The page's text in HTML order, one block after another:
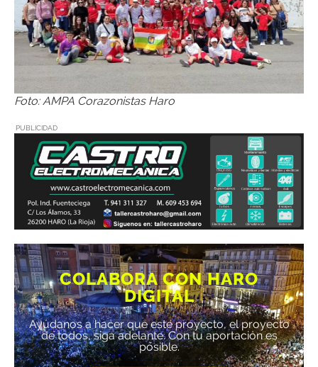
Foto: AMPA Corazonistas Haro
PUBLICIDAD
COLABORA CON HARO
DIGITAL
Ayúdanos a hacer que este proyecto, el proyecto
de todos, siga adelante. Con tu aportación es
posible.